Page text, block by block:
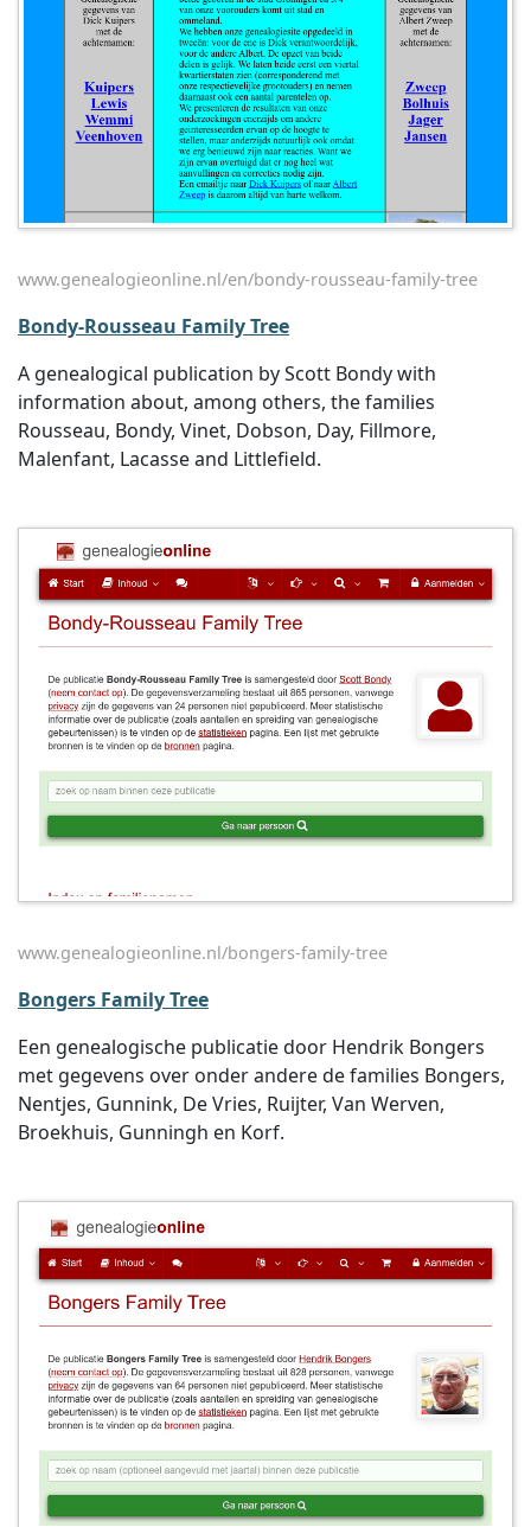
www.genealogieonline.nl/en/bondy-rousseau-family-tree
Bondy-Rousseau Family Tree
A genealogical publication by Scott Bondy with
information about, among others, the families
Rousseau, Bondy, Vinet, Dobson, Day, Fillmore,
Malenfant, Lacasse and Littlefield.
www.genealogieonline.nl/bongers-family-tree
Bongers Family Tree
Een genealogische publicatie door Hendrik Bongers
met gegevens over onder andere de families Bongers,
Nentjes, Gunnink, De Vries, Ruijter, Van Werven,
Broekhuis, Gunningh en Korf.